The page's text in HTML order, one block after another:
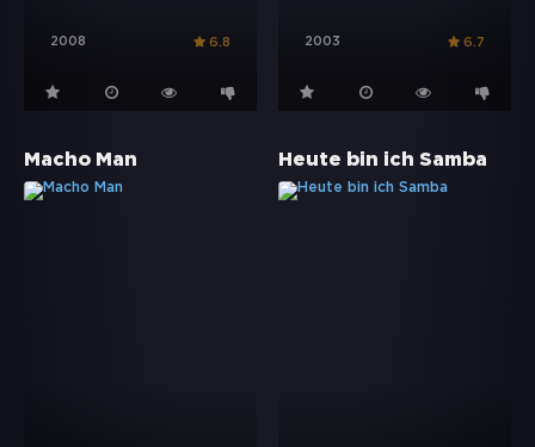
2008 6.8 2003 6.7
Macho Man Heute bin ich Samba